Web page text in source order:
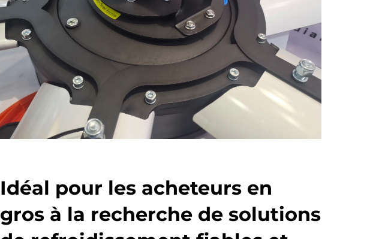
Idéal pour les acheteurs en
gros à la recherche de solutions